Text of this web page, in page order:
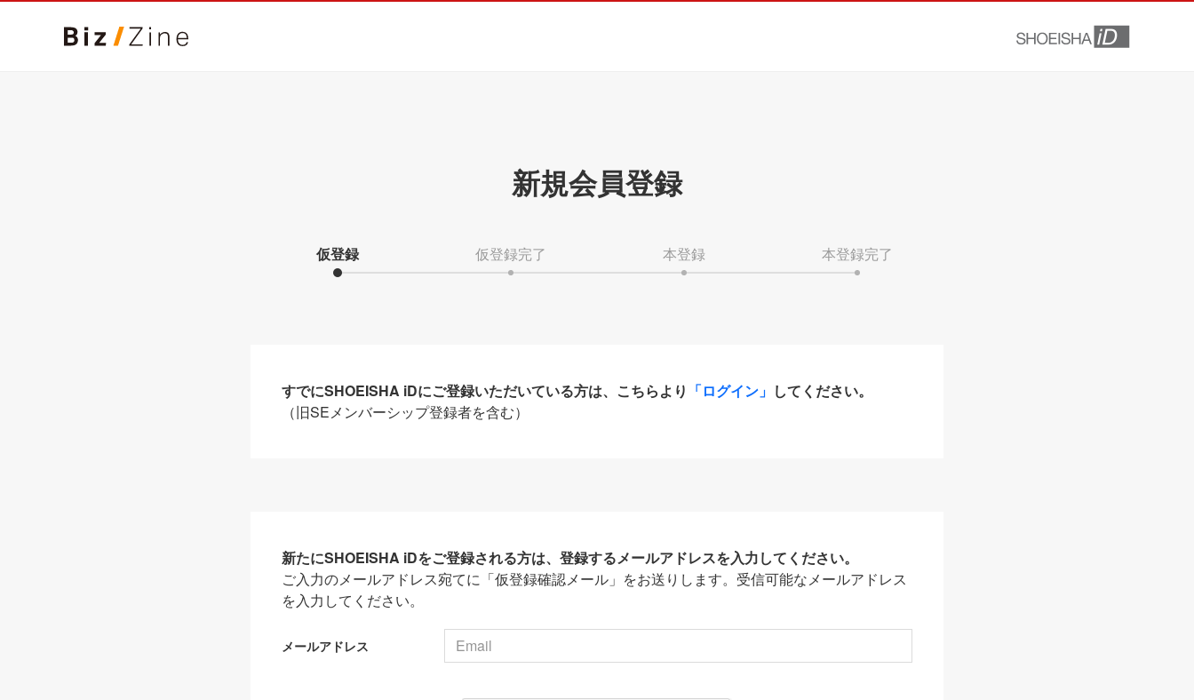
新規会員登録
仮登録 仮登録完了 本登録 本登録完了
すでにSHOEISHA iDにご登録いただいている方は、こちらより 「ログイン」 してください。
（旧SEメンバーシップ登録者を含む）
新たにSHOEISHA iDをご登録される方は、登録するメールアドレスを入力してください。
ご入力のメールアドレス宛てに「仮登録確認メール」をお送りします。受信可能なメールアドレス
を入力してください。
メールアドレス